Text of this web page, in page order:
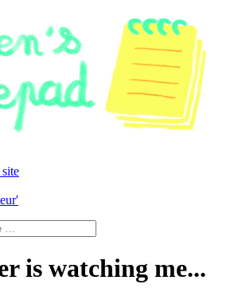
is watching me...